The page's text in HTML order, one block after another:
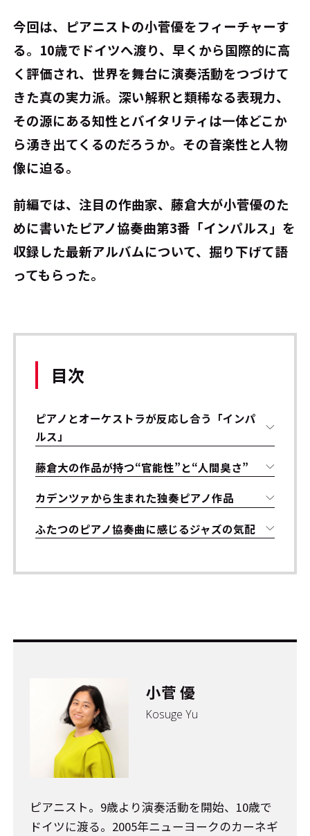
今回は、ピアニストの小菅優をフィーチャーす
る。10歳でドイツへ渡り、早くから国際的に高
く評価され、世界を舞台に演奏活動をつづけて
きた真の実力派。深い解釈と類稀なる表現力、
その源にある知性とバイタリティは一体どこか
ら湧き出てくるのだろうか。その音楽性と人物
像に迫る。
前編では、注目の作曲家、藤倉大が小菅優のた
めに書いたピアノ協奏曲第3番「インパルス」を
収録した最新アルバムについて、掘り下げて語
ってもらった。
目次
ピアノとオーケストラが反応し合う「インパ
ルス」
藤倉大の作品が持つ“官能性”と“人間臭さ”
カデンツァから生まれた独奏ピアノ作品
ふたつのピアノ協奏曲に感じるジャズの気配
小菅 優
Kosuge Yu
ピアニスト。9歳より演奏活動を開始、10歳で
ドイツに渡る。2005年ニューヨークのカーネギ